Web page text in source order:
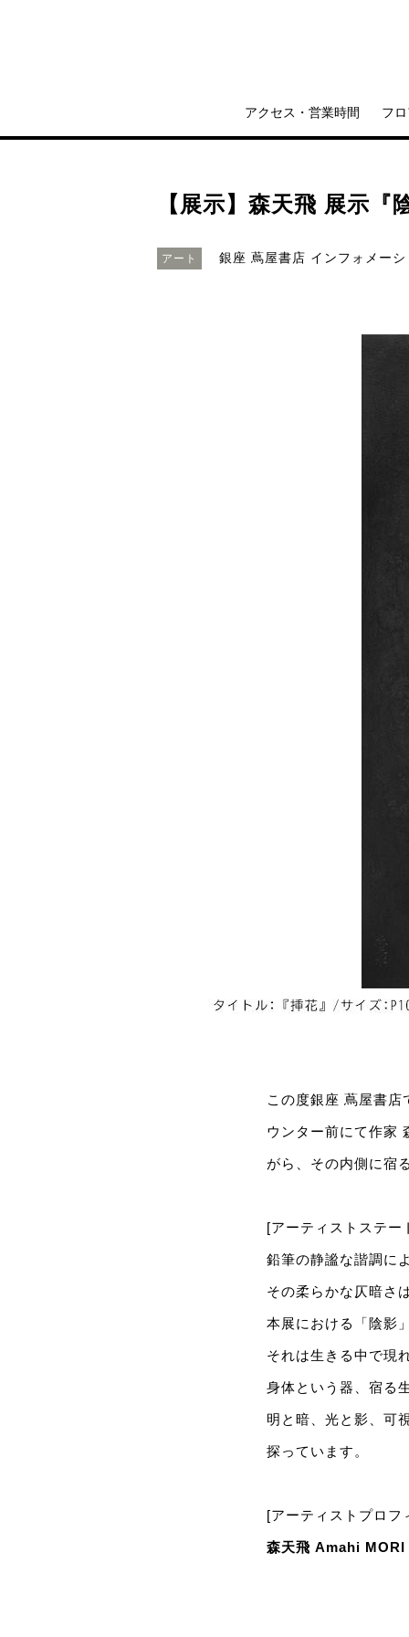
アクセス・営業時間 フ
【展示】森天飛 展示『
アート 銀座 蔦屋書店 インフォメー
この度銀座 蔦屋書
ウンター前にて作家
がら、その内側に宿
[アーティストステー
鉛筆の静謐な諧調に
その柔らかな仄暗さ
本展における「陰影
それは生きる中で現
身体という器、宿る
明と暗、光と影、可
探っています。
[アーティストプロフ
森天飛 Amahi MORI